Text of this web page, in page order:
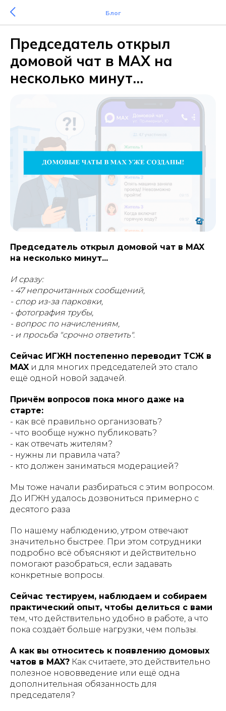
Блог
Председатель открыл
домовой чат в MAX на
несколько минут...
Председатель открыл домовой чат в MAX
на несколько минут...
И сразу:
- 47 непрочитанных сообщений,
- спор из-за парковки,
- фотография трубы,
- вопрос по начислениям,
- и просьба "срочно ответить".
Сейчас ИГЖН постепенно переводит ТСЖ в
MAX и для многих председателей это стало
ещё одной новой задачей.
Причём вопросов пока много даже на
старте:
- как всё правильно организовать?
- что вообще нужно публиковать?
- как отвечать жителям?
- нужны ли правила чата?
- кто должен заниматься модерацией?
Мы тоже начали разбираться с этим вопросом.
До ИГЖН удалось дозвониться примерно с
десятого раза
По нашему наблюдению, утром отвечают
значительно быстрее. При этом сотрудники
подробно всё объясняют и действительно
помогают разобраться, если задавать
конкретные вопросы.
Сейчас тестируем, наблюдаем и собираем
практический опыт, чтобы делиться с вами
тем, что действительно удобно в работе, а что
пока создаёт больше нагрузки, чем пользы.
А как вы относитесь к появлению домовых
чатов в MAX? Как считаете, это действительно
полезное нововведение или ещё одна
дополнительная обязанность для
председателя?